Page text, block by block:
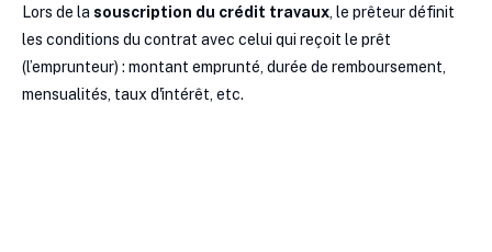
Lors de la souscription du crédit travaux, le prêteur définit
les conditions du contrat avec celui qui reçoit le prêt
(l’emprunteur) : montant emprunté, durée de remboursement,
mensualités, taux d'intérêt, etc.